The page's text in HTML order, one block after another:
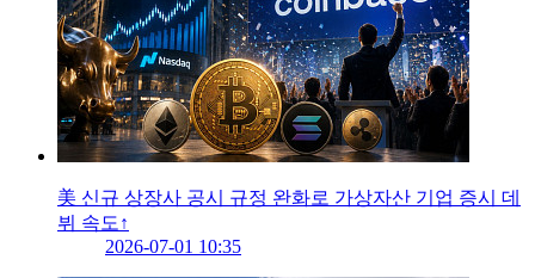
美 신규 상장사 공시 규정 완화로 가상자산 기업 증시 데
뷔 속도↑
2026-07-01 10:35